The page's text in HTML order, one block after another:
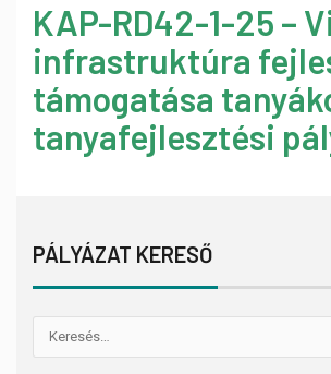
KAP-RD42-1-25 –
infrastruktúra
támogatása
tanyafejlesztési
PÁLYÁZAT KERESŐ